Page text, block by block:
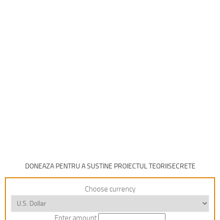
DONEAZA PENTRU A SUSTINE PROIECTUL TEORIISECRETE
Choose currency
Enter amount